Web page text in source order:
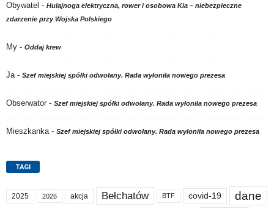
Obywatel - Hulajnoga elektryczna, rower i osobowa Kia – niebezpieczne
zdarzenie przy Wojska Polskiego
My - Oddaj krew
Ja- Szef miejskiej spółki odwołany. Rada wyłoniła nowego prezesa
Obserwator - Szef miejskiej spółki odwołany. Rada wyłoniła nowego prezesa
Mieszkanka- Szef miejskiej spółki odwołany. Rada wyłoniła nowego prezesa
TAGI
2025 2026 akcja Bełchatów BTF covid-19 dane